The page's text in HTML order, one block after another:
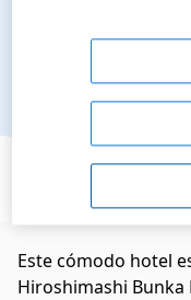
Este cómodo hotel
Hiroshimashi